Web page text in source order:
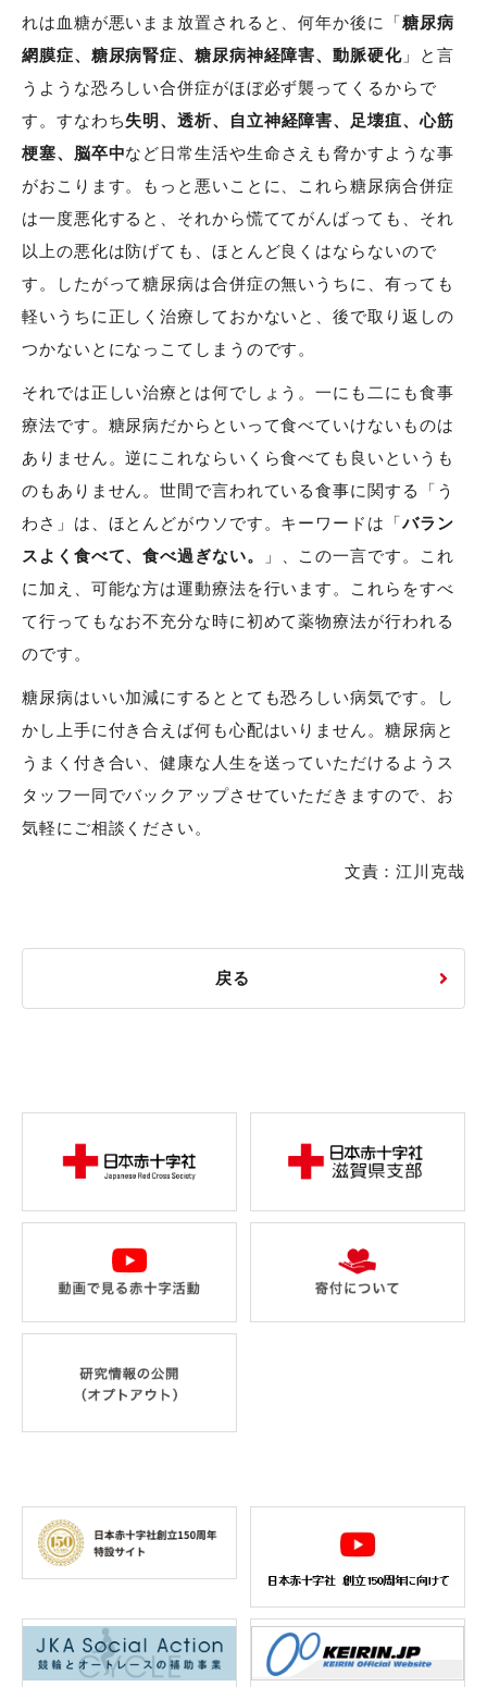
れは血糖が悪いまま放置されると、何年か後に「糖尿病
網膜症、糖尿病腎症、糖尿病神経障害、動脈硬化」と言
うような恐ろしい合併症がほぼ必ず襲ってくるからで
す。すなわち失明、透析、自立神経障害、足壊疽、心筋
梗塞、脳卒中など日常生活や生命さえも脅かすような事
がおこります。もっと悪いことに、これら糖尿病合併症
は一度悪化すると、それから慌ててがんばっても、それ
以上の悪化は防げても、ほとんど良くはならないので
す。したがって糖尿病は合併症の無いうちに、有っても
軽いうちに正しく治療しておかないと、後で取り返しの
つかないとになっこてしまうのです。
それでは正しい治療とは何でしょう。一にも二にも食事
療法です。糖尿病だからといって食べていけないものは
ありません。逆にこれならいくら食べても良いというも
のもありません。世間で言われている食事に関する「う
わさ」は、ほとんどがウソです。キーワードは「バラン
スよく食べて、食べ過ぎない。
」、この一言です。これ
に加え、可能な方は運動療法を行います。これらをすべ
て行ってもなお不充分な時に初めて薬物療法が行われる
のです。
糖尿病はいい加減にするととても恐ろしい病気です。し
かし上手に付き合えば何も心配はいりません。糖尿病と
うまく付き合い、健康な人生を送っていただけるようス
タッフ一同でバックアップさせていただきますので、お
気軽にご相談ください。
文責：江川克哉
戻る